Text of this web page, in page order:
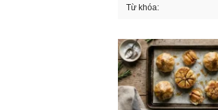
Từ khóa: